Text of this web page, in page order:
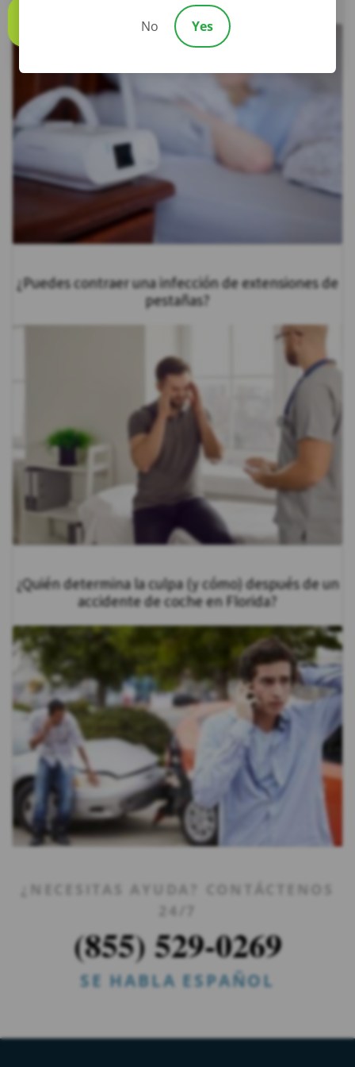
¿Puedes contraer una infección de extensiones de
pestañas?
¿Quién determina la culpa (y cómo) después de un
accidente de coche en Florida?
¿NECESITAS AYUDA? CONTÁCTENOS
24/7
(855) 529-0269
SE HABLA ESPAÑOL
No Yes